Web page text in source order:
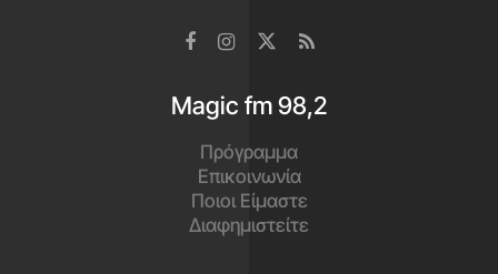
Magic fm 98,2
Πρόγραμμα
Επικοινωνία
Ποιοι Είμαστε
Διαφημιστείτε